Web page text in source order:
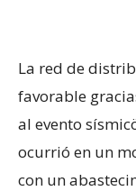
La red de
favorable
al evento
ocurrió en un
con un